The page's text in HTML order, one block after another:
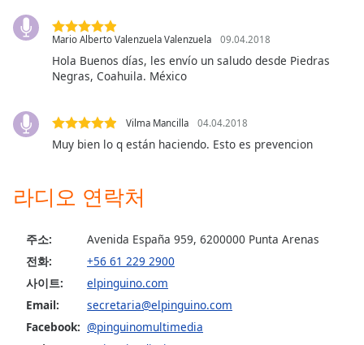
Escape
will
the
window.
Color
Opacity
Background
Mario Alberto Valenzuela Valenzuela 09.04.2018
Hola Buenos días, les envío un saludo desde Piedras
Negras, Coahuila. México
Vilma Mancilla 04.04.2018
Muy bien lo q están haciendo. Esto es prevencion
라디오 연락처
주소:
Avenida España 959, 6200000 Punta Arenas
전화:
+56 61 229 2900
사이트:
elpinguino.com
Email:
secretaria@elpinguino.com
Facebook: @pinguinomultimedia